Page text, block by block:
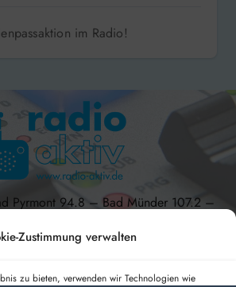
Zustimmung verwalten
zu bieten, verwenden wir Technologien wie
im Radio!
Pyrmont 94.8 – Bad Münder 107.2 –
DAB+ 9C